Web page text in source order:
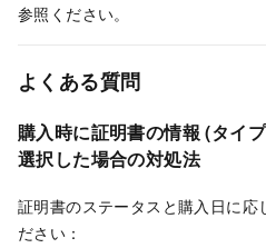
参照ください。
よくある質問
購入時に証明書の情報 (タイ
選択した場合の対処法
証明書のステータスと購入日に応
ださい：